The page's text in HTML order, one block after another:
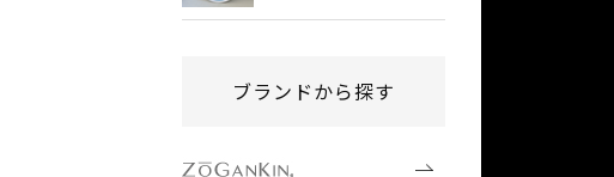
ブランドから探す